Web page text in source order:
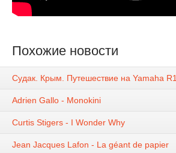
Похожие новости
Судак. Крым. Путешествие на Yamaha R1
Adrien Gallo - Monokini
Curtis Stigers - I Wonder Why
Jean Jacques Lafon - La géant de papier